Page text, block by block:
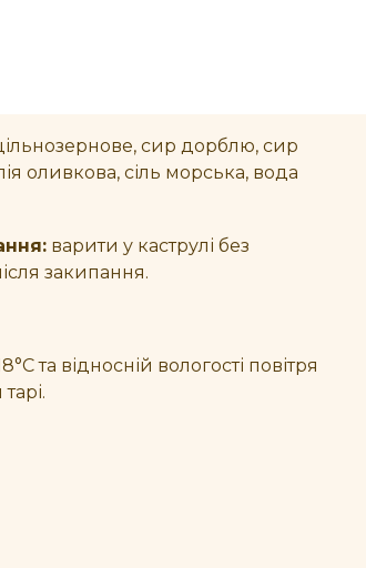
сир дорблю, сир
оливкова, сіль морська, вода
варити у каструлі без
закипання.
та відносній вологості повітря